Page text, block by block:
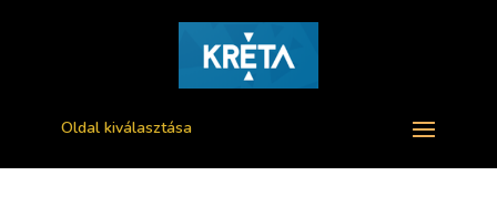
Oldal kiválasztása